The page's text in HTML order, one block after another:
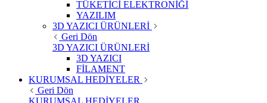
TÜKETİCİ ELEKTRONİĞİ
YAZILIM
3D YAZICI ÜRÜNLERİ
Geri Dön
3D YAZICI ÜRÜNLERİ
3D YAZICI
FİLAMENT
KURUMSAL HEDİYELER
Geri Dön
KURUMSAL HEDİYELER